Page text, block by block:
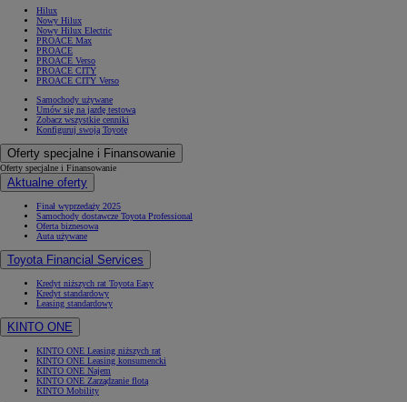
Hilux
Nowy Hilux
Nowy Hilux Electric
PROACE Max
PROACE
PROACE Verso
PROACE CITY
PROACE CITY Verso
Samochody używane
Umów się na jazdę testową
Zobacz wszystkie cenniki
Konfiguruj swoją Toyotę
Oferty specjalne i Finansowanie
Oferty specjalne i Finansowanie
Aktualne oferty
Finał wyprzedaży 2025
Samochody dostawcze Toyota Professional
Oferta biznesowa
Auta używane
Toyota Financial Services
Kredyt niższych rat Toyota Easy
Kredyt standardowy
Leasing standardowy
KINTO ONE
KINTO ONE Leasing niższych rat
KINTO ONE Leasing konsumencki
KINTO ONE Najem
KINTO ONE Zarządzanie flotą
KINTO Mobility